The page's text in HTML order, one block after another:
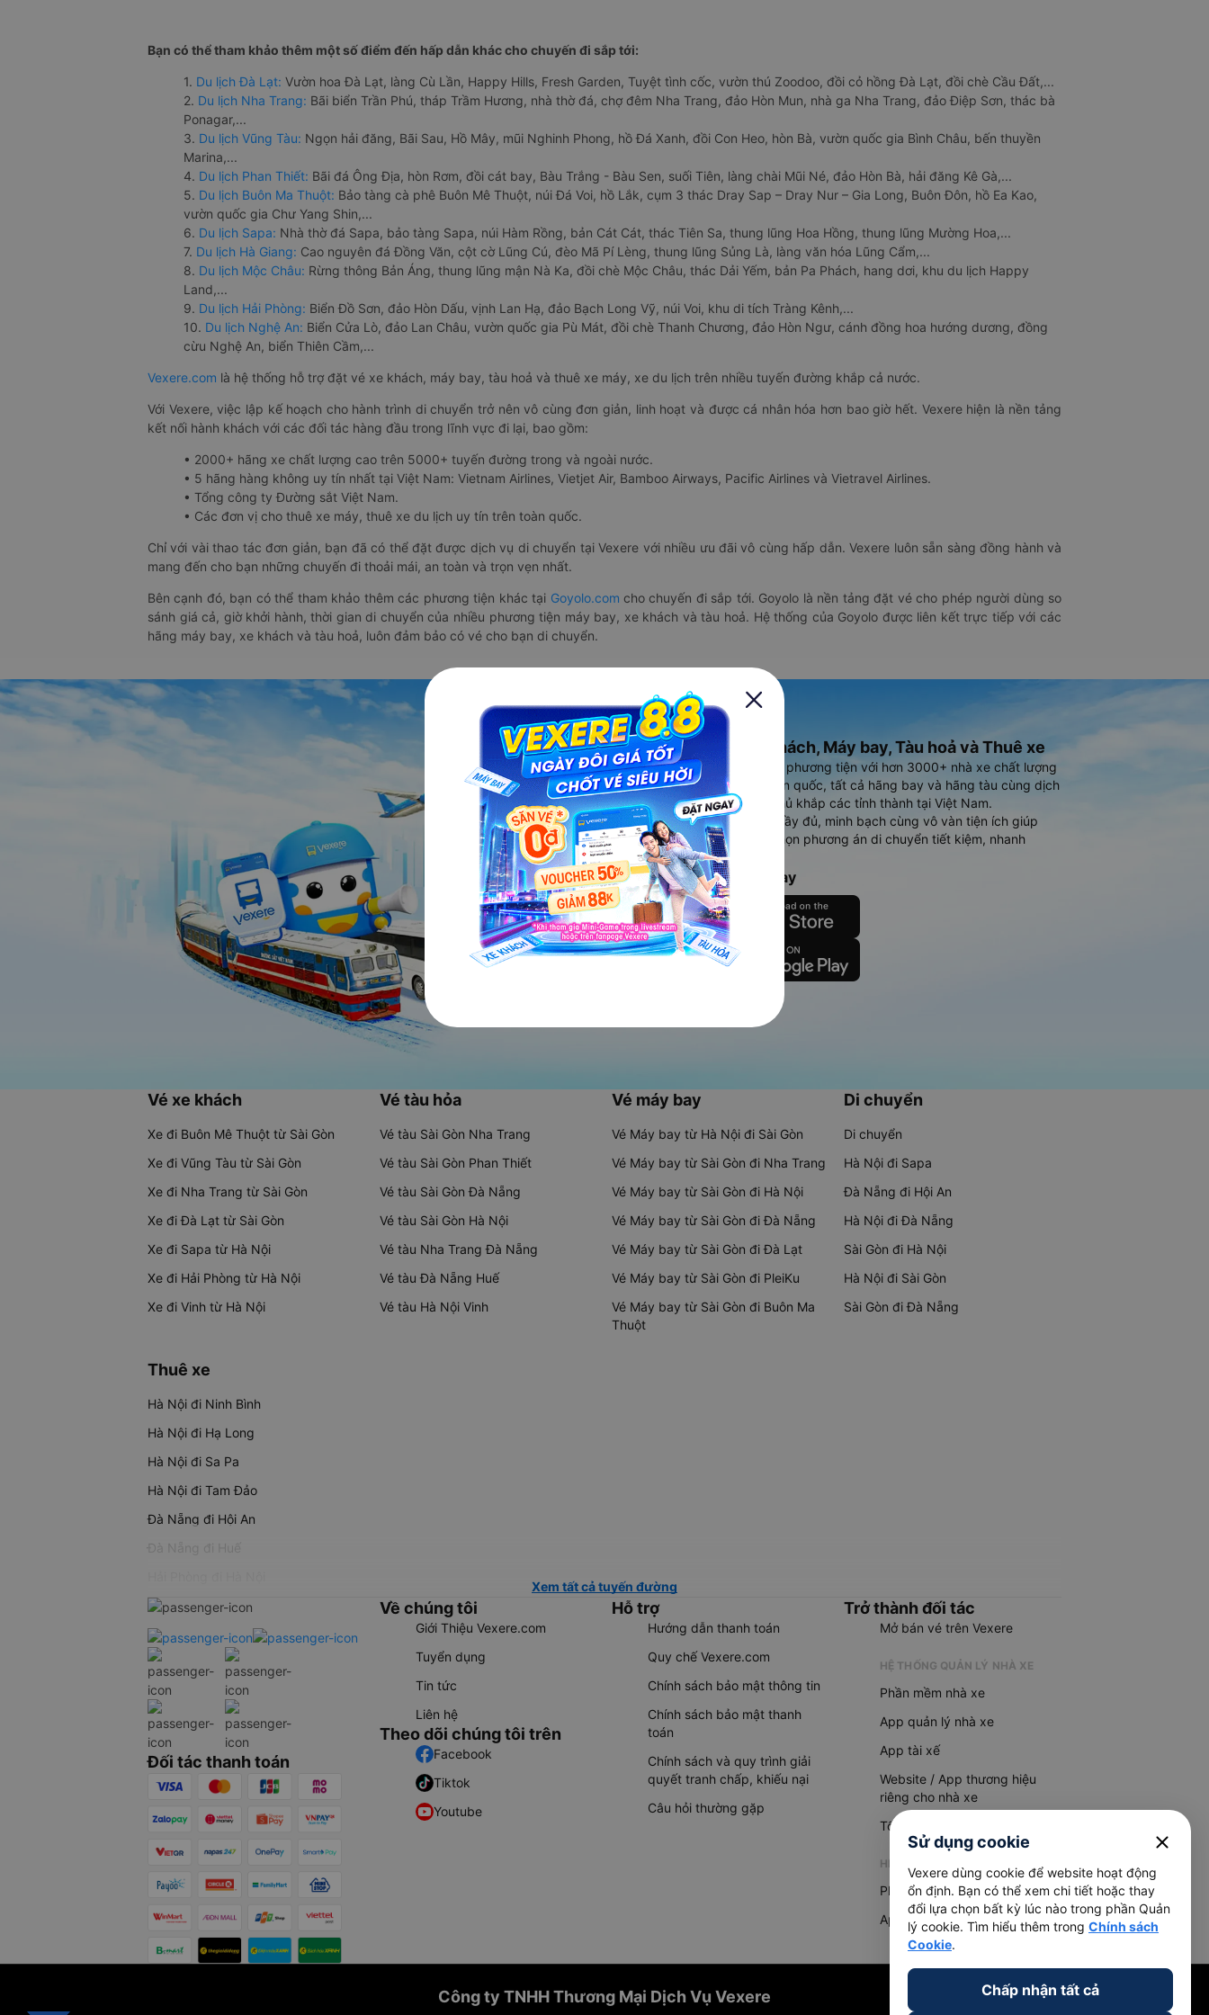
Bạn có thể tham khảo thêm một số điểm đến hấp dẫn khác cho chuyến đi sắp tới:
1. Du lịch Đà Lạt: Vườn hoa Đà Lạt, làng Cù Lần, Happy Hills, Fresh Garden, Tuyệt tình cốc, vườn thú Zoodoo, đồi cỏ hồng Đà Lạt, đồi chè Cầu Đất,...
2. Du lịch Nha Trang: Bãi biển Trần Phú, tháp Trầm Hương, nhà thờ đá, chợ đêm Nha Trang, đảo Hòn Mun, nhà ga Nha Trang, đảo Điệp Sơn, thác bà
Ponagar,...
3. Du lịch Vũng Tàu: Ngọn hải đăng, Bãi Sau, Hồ Mây, mũi Nghinh Phong, hồ Đá Xanh, đồi Con Heo, hòn Bà, vườn quốc gia Bình Châu, bến thuyền
Marina,...
4. Du lịch Phan Thiết: Bãi đá Ông Địa, hòn Rơm, đồi cát bay, Bàu Trắng - Bàu Sen, suối Tiên, làng chài Mũi Né, đảo Hòn Bà, hải đăng Kê Gà,...
5. Du lịch Buôn Ma Thuột: Bảo tàng cà phê Buôn Mê Thuột, núi Đá Voi, hồ Lắk, cụm 3 thác Dray Sap – Dray Nur – Gia Long, Buôn Đôn, hồ Ea Kao,
vườn quốc gia Chư Yang Shin,...
6. Du lịch Sapa: Nhà thờ đá Sapa, bảo tàng Sapa, núi Hàm Rồng, bản Cát Cát, thác Tiên Sa, thung lũng Hoa Hồng, thung lũng Mường Hoa,...
7. Du lịch Hà Giang: Cao nguyên đá Đồng Văn, cột cờ Lũng Cú, đèo Mã Pí Lèng, thung lũng Sủng Là, làng văn hóa Lũng Cẩm,...
8. Du lịch Mộc Châu: Rừng thông Bản Áng, thung lũng mận Nà Ka, đồi chè Mộc Châu, thác Dải Yếm, bản Pa Phách, hang dơi, khu du lịch Happy
Land,...
9. Du lịch Hải Phòng: Biển Đồ Sơn, đảo Hòn Dấu, vịnh Lan Hạ, đảo Bạch Long Vỹ, núi Voi, khu di tích Tràng Kênh,...
10. Du lịch Nghệ An: Biển Cửa Lò, đảo Lan Châu, vườn quốc gia Pù Mát, đồi chè Thanh Chương, đảo Hòn Ngư, cánh đồng hoa hướng dương, đồng
cừu Nghệ An, biển Thiên Cầm,...
Vexere.com là hệ thống hỗ trợ đặt vé xe khách, máy bay, tàu hoả và thuê xe máy, xe du lịch trên nhiều tuyến đường khắp cả nước.
Với Vexere, việc lập kế hoạch cho hành trình di chuyển trở nên vô cùng đơn giản, linh hoạt và được cá nhân hóa hơn bao giờ hết. Vexere hiện là nền tảng
kết nối hành khách với các đối tác hàng đầu trong lĩnh vực đi lại, bao gồm:
• 2000+ hãng xe chất lượng cao trên 5000+ tuyến đường trong và ngoài nước.
• 5 hãng hàng không uy tín nhất tại Việt Nam: Vietnam Airlines, Vietjet Air, Bamboo Airways, Pacific Airlines và Vietravel Airlines.
• Tổng công ty Đường sắt Việt Nam.
• Các đơn vị cho thuê xe máy, thuê xe du lịch uy tín trên toàn quốc.
Chỉ với vài thao tác đơn giản, bạn đã có thể đặt được dịch vụ di chuyển tại Vexere với nhiều ưu đãi vô cùng hấp dẫn. Vexere luôn sẵn sàng đồng hành và
mang đến cho bạn những chuyến đi thoải mái, an toàn và trọn vẹn nhất.
Bên cạnh đó, bạn có thể tham khảo thêm các phương tiện khác tại Goyolo.com cho chuyến đi sắp tới. Goyolo là nền tảng đặt vé cho phép người dùng so
sánh giá cả, giờ khởi hành, thời gian di chuyển của nhiều phương tiện máy bay, xe khách và tàu hoả. Hệ thống của Goyolo được liên kết trực tiếp với các
hãng máy bay, xe khách và tàu hoả, luôn đảm bảo có vé cho bạn di chuyển.
Ứng dụng đặt vé Xe khách, Máy bay, Tàu hoả và Thuê xe
Vexere - ứng dụng đặt vé đa phương tiện với hơn 3000+ nhà xe chất lượng
cao, 5000+ tuyến đường toàn quốc, tất cả hãng bay và hãng tàu cùng dịch
vụ thuê xe máy, xe du lịch phủ khắp các tỉnh thành tại Việt Nam.
Ứng dụng hiển thị thông tin đầy đủ, minh bạch cùng vô vàn tiện ích giúp
người dùng so sánh và lựa chọn phương án di chuyển tiết kiệm, nhanh
chóng và phù hợp nhất.
Tải ứng dụng Vexere ngay
Vé xe khách
Xe đi Buôn Mê Thuột từ Sài Gòn
Xe đi Vũng Tàu từ Sài Gòn
Xe đi Nha Trang từ Sài Gòn
Xe đi Đà Lạt từ Sài Gòn
Xe đi Sapa từ Hà Nội
Xe đi Hải Phòng từ Hà Nội
Xe đi Vinh từ Hà Nội
Vé tàu hỏa
Vé tàu Sài Gòn Nha Trang
Vé tàu Sài Gòn Phan Thiết
Vé tàu Sài Gòn Đà Nẵng
Vé tàu Sài Gòn Hà Nội
Vé tàu Nha Trang Đà Nẵng
Vé tàu Đà Nẵng Huế
Vé tàu Hà Nội Vinh
Vé máy bay
Vé Máy bay từ Hà Nội đi Sài Gòn
Vé Máy bay từ Sài Gòn đi Nha Trang
Vé Máy bay từ Sài Gòn đi Hà Nội
Vé Máy bay từ Sài Gòn đi Đà Nẵng
Vé Máy bay từ Sài Gòn đi Đà Lạt
Vé Máy bay từ Sài Gòn đi PleiKu
Vé Máy bay từ Sài Gòn đi Buôn Ma
Thuột
Di chuyển
Di chuyển
Hà Nội đi Sapa
Đà Nẵng đi Hội An
Hà Nội đi Đà Nẵng
Sài Gòn đi Hà Nội
Hà Nội đi Sài Gòn
Sài Gòn đi Đà Nẵng
Thuê xe
Hà Nội đi Ninh Bình
Hà Nội đi Hạ Long
Hà Nội đi Sa Pa
Hà Nội đi Tam Đảo
Đà Nẵng đi Hội An
Đà Nẵng đi Huế
Xem tất cả tuyến đường
Đối tác thanh toán
Về chúng tôi
Giới Thiệu Vexere.com
Tuyển dụng
Tin tức
Liên hệ
Theo dõi chúng tôi trên
Facebook
Tiktok
Youtube
Hỗ trợ
Hướng dẫn thanh toán
Quy chế Vexere.com
Chính sách bảo mật thông tin
Chính sách bảo mật thanh
toán
Chính sách và quy trình giải
quyết tranh chấp, khiếu nại
Câu hỏi thường gặp
Trở thành đối tác
Mở bán vé trên Vexere
HỆ THỐNG QUẢN LÝ NHÀ XE
Phần mềm nhà xe
App quản lý nhà xe
App tài xế
Website / App thương hiệu
riêng cho nhà xe
Tổng đài AI
HỆ THỐNG QUẢN LÝ HÀNG HOÁ
Phần mềm quản lý hàng hoá
App quản lý hàng hoá
Công ty TNHH Thương Mại Dịch Vụ Vexere
Sử dụng cookie close
Vexere dùng cookie để website hoạt động
ổn định. Bạn có thể xem chi tiết hoặc thay
đổi lựa chọn bất kỳ lúc nào trong phần Quản
lý cookie. Tìm hiểu thêm trong Chính sách
Cookie.
Chấp nhận tất cả